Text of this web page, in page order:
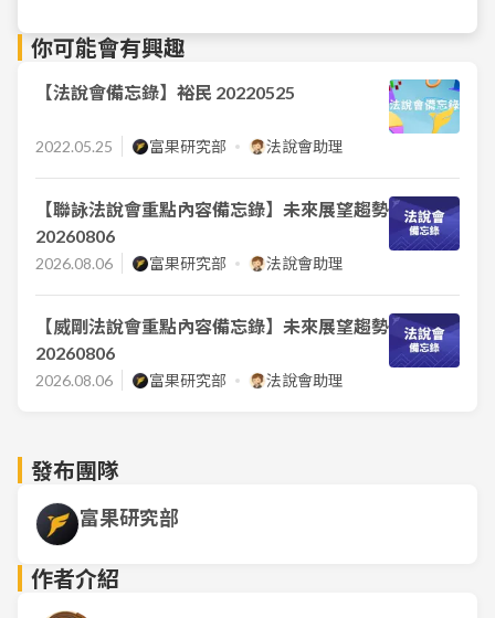
你可能會有興趣
【法說會備忘錄】裕民 20220525
2022.05.25 富果研究部 法說會助理
【聯詠法說會重點內容備忘錄】未來展望趨勢
20260806
2026.08.06 富果研究部 法說會助理
【威剛法說會重點內容備忘錄】未來展望趨勢
20260806
2026.08.06 富果研究部 法說會助理
發布團隊
富果研究部
作者介紹